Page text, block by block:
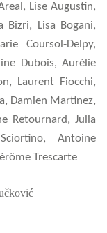
Lise Augustin,
Bizri, Lisa Bogani,
Coursol-Delpy,
Dubois, Aurélie
Laurent Fiocchi,
Damien Martinez,
Retournard, Julia
Antoine
Trescarte